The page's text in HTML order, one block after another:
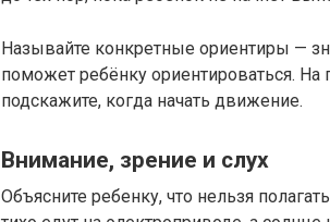
Называйте конкретные ориентиры —
поможет ребёнку ориентироваться.
подскажите, когда начать движение.
Внимание, зрение и слух
Объясните ребенку, что нельзя